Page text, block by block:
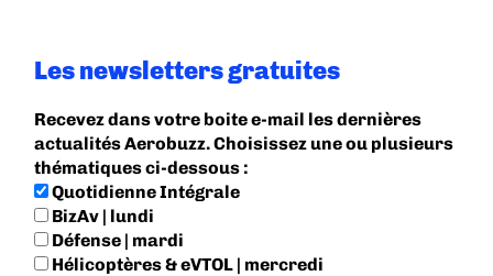
Les newsletters gratuites
Recevez dans votre boite e-mail les dernières
actualités Aerobuzz. Choisissez une ou plusieurs
thématiques ci-dessous :
Quotidienne Intégrale
BizAv | lundi
Défense | mardi
Hélicoptères & eVTOL | mercredi